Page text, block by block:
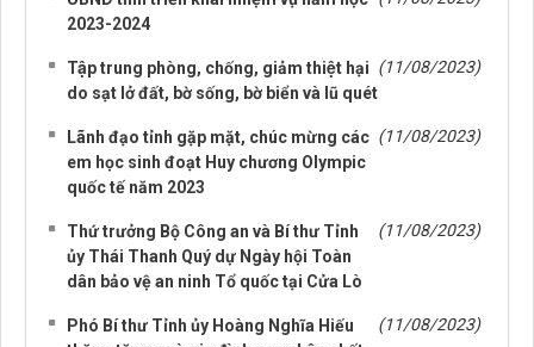
2023-2024
Tập trung phòng, chống, giảm thiệt hại
do sạt lở đất, bờ sống, bờ biển và lũ quét
(11/08/2023)
Lãnh đạo tỉnh gặp mặt, chúc mừng các
em học sinh đoạt Huy chương Olympic
quốc tế năm 2023
(11/08/2023)
Thứ trưởng Bộ Công an và Bí thư Tỉnh
ủy Thái Thanh Quý dự Ngày hội Toàn
dân bảo vệ an ninh Tổ quốc tại Cửa Lò
(11/08/2023)
Phó Bí thư Tỉnh ủy Hoàng Nghĩa Hiếu
(11/08/2023)